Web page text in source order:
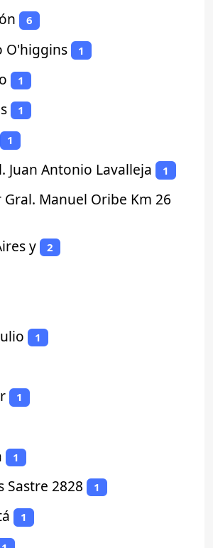
6
O'higgins 1
1
1
1
Juan Antonio Lavalleja 1
Manuel Oribe Km 26
y 2
1
1
1
Sastre 2828 1
1